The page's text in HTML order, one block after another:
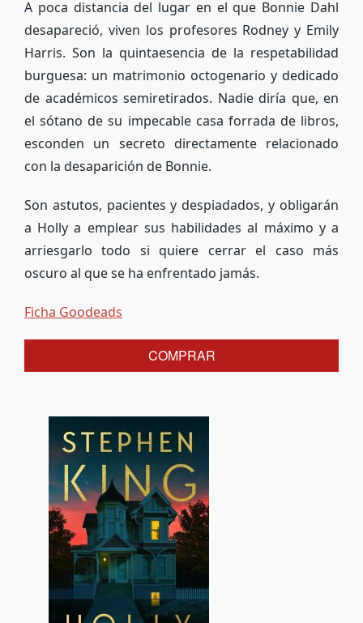
A poca distancia del lugar en el que Bonnie Dahl
desapareció, viven los profesores Rodney y Emily
Harris. Son la quintaesencia de la respetabilidad
burguesa: un matrimonio octogenario y dedicado
de académicos semiretirados. Nadie diría que, en
el sótano de su impecable casa forrada de libros,
esconden un secreto directamente relacionado
con la desaparición de Bonnie.
Son astutos, pacientes y despiadados, y obligarán
a Holly a emplear sus habilidades al máximo y a
arriesgarlo todo si quiere cerrar el caso más
oscuro al que se ha enfrentado jamás.
Ficha Goodeads
COMPRAR